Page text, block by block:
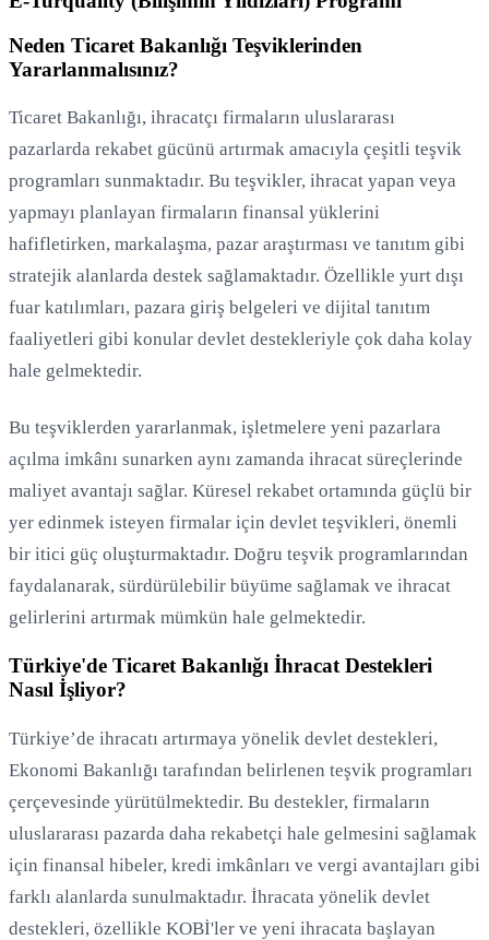
Neden Ticaret Bakanlığı Teşviklerinden
Yararlanmalısınız?
Ticaret Bakanlığı, ihracatçı firmaların uluslararası
pazarlarda rekabet gücünü artırmak amacıyla çeşitli teşvik
programları sunmaktadır. Bu teşvikler, ihracat yapan veya
yapmayı planlayan firmaların finansal yüklerini
hafifletirken, markalaşma, pazar araştırması ve tanıtım gibi
stratejik alanlarda destek sağlamaktadır. Özellikle yurt dışı
fuar katılımları, pazara giriş belgeleri ve dijital tanıtım
faaliyetleri gibi konular devlet destekleriyle çok daha kolay
hale gelmektedir.
Bu teşviklerden yararlanmak, işletmelere yeni pazarlara
açılma imkânı sunarken aynı zamanda ihracat süreçlerinde
maliyet avantajı sağlar. Küresel rekabet ortamında güçlü bir
yer edinmek isteyen firmalar için devlet teşvikleri, önemli
bir itici güç oluşturmaktadır. Doğru teşvik programlarından
faydalanarak, sürdürülebilir büyüme sağlamak ve ihracat
gelirlerini artırmak mümkün hale gelmektedir.
Türkiye'de Ticaret Bakanlığı İhracat Destekleri
Nasıl İşliyor?
Türkiye’de ihracatı artırmaya yönelik devlet destekleri,
Ekonomi Bakanlığı tarafından belirlenen teşvik programları
çerçevesinde yürütülmektedir. Bu destekler, firmaların
uluslararası pazarda daha rekabetçi hale gelmesini sağlamak
için finansal hibeler, kredi imkânları ve vergi avantajları gibi
farklı alanlarda sunulmaktadır. İhracata yönelik devlet
destekleri, özellikle KOBİ'ler ve yeni ihracata başlayan